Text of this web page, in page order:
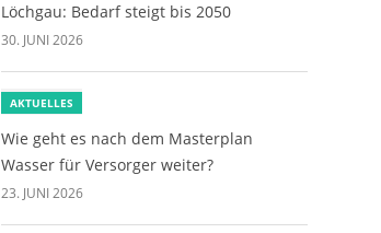
Löchgau: Bedarf steigt bis 2050
30. JUNI 2026
AKTUELLES
Wie geht es nach dem Masterplan
Wasser für Versorger weiter?
23. JUNI 2026